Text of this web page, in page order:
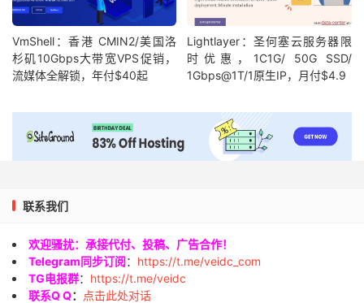
VmShell：香港 CMIN2/美国洛
杉矶10Gbps大带宽VPS促销，
流媒体全解锁，年付$40起
Lightlayer：圣何塞云服务器限
时优惠，1C1G/ 50G SSD/
1Gbps@1T/1原生IP，月付$4.9
联系我们
欢迎骚扰：承接代付、投稿、广告合作！
Telegram同步订阅： https://t.me/veidc_com
TG电报群： https://t.me/veidc
联系Q Q：
点击此处对话